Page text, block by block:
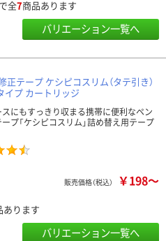
全7商品あります
バリエーション一覧へ
正テープ ケシピコスリム（タテ引き）
イプ カートリッジ
にもすっきり収まる携帯に便利なペン
プ「ケシピコスリム」詰め替え用テープ
販売価格（税込） ￥198～
あります
バリエーション一覧へ